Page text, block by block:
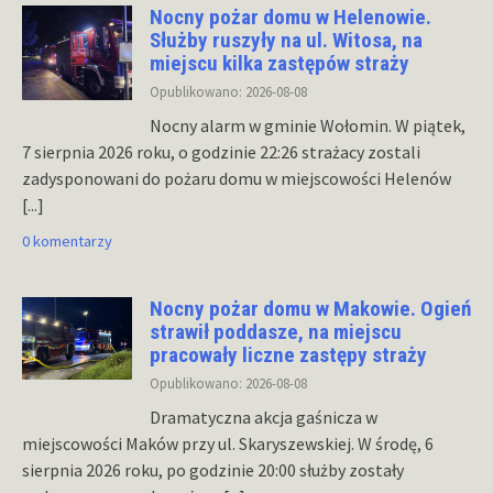
Nocny pożar domu w Helenowie.
Służby ruszyły na ul. Witosa, na
miejscu kilka zastępów straży
Opublikowano: 2026-08-08
Nocny alarm w gminie Wołomin. W piątek,
7 sierpnia 2026 roku, o godzinie 22:26 strażacy zostali
zadysponowani do pożaru domu w miejscowości Helenów
[...]
0 komentarzy
Nocny pożar domu w Makowie. Ogień
strawił poddasze, na miejscu
pracowały liczne zastępy straży
Opublikowano: 2026-08-08
Dramatyczna akcja gaśnicza w
miejscowości Maków przy ul. Skaryszewskiej. W środę, 6
sierpnia 2026 roku, po godzinie 20:00 służby zostały